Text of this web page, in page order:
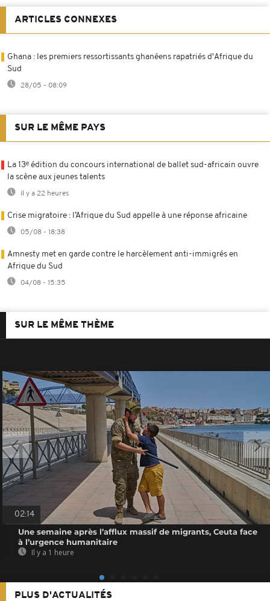
ARTICLES CONNEXES
Ghana : les premiers ressortissants ghanéens rapatriés d'Afrique du
Sud
28/05 - 08:09
SUR LE MÊME PAYS
La 13ᵉ édition du concours international de ballet sud-africain ouvre
la scène aux jeunes talents
Il y a 22 heures
Crise migratoire : l’Afrique du Sud appelle à une réponse africaine
05/08 - 18:38
Amnesty met en garde contre le harcèlement anti-immigrés en
Afrique du Sud
04/08 - 15:35
SUR LE MÊME THÈME
02:14
Une semaine après l’afflux massif de migrants, Ceuta face
à l’urgence humanitaire
Il y a 1 heure
PLUS D'ACTUALITÉS